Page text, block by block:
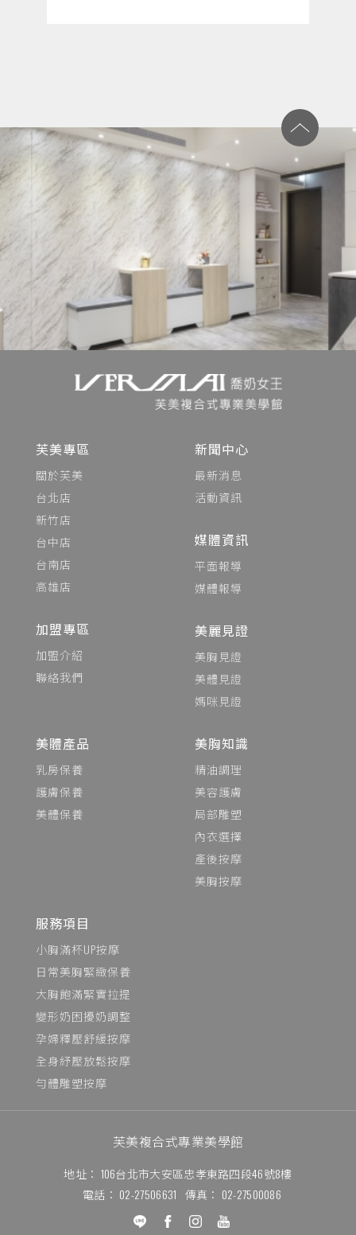
芙美專區
關於芙美
台北店
新竹店
台中店
台南店
高雄店
加盟專區
加盟介紹
聯絡我們
新聞中心
最新消息
活動資訊
媒體資訊
平面報導
媒體報導
美麗見證
美胸見證
美體見證
媽咪見證
美體產品
乳房保養
護膚保養
美體保養
美胸知識
精油調理
美容護膚
局部雕塑
內衣選擇
產後按摩
美胸按摩
服務項目
小胸滿杯UP按摩
日常美胸緊緻保養
大胸飽滿緊實拉提
變形奶困擾奶調整
孕婦釋壓舒緩按摩
全身紓壓放鬆按摩
勻體雕塑按摩
芙美複合式專業美學館
地址： 106台北市大安區忠孝東路四段46號8樓
電話： 02-27506631 傳真： 02-27500086